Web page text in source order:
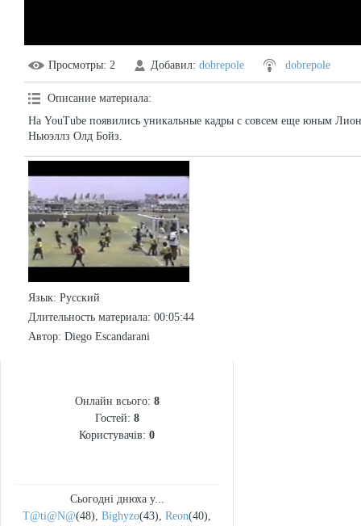
Просмотры: 2 Добавил: dobrepole dobrepole
Описание материала:
На YouTube появились уникальные кадры с совсем еще юным
Ньюэллз Олд Бойз.
Язык: Русский
Длительность материала: 00:05:44
Автор: Diego Escandarani
Онлайн всього: 8
Гостей: 8
Користувачів: 0
Сьогодні днюха у...
T@ti@N@(48), Bighyzo(43), Reon(40),